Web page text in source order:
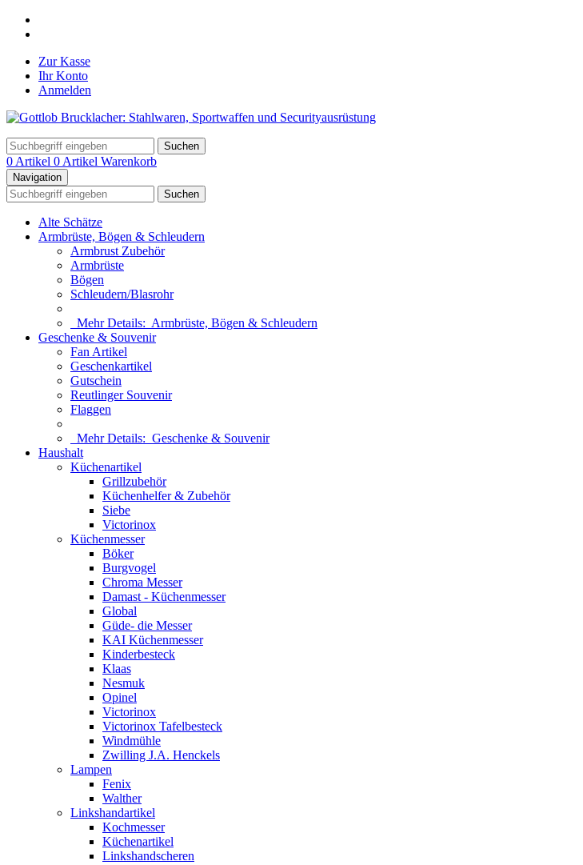
Zur Kasse
Ihr Konto
Anmelden
Suchen
0 Artikel 0 Artikel Warenkorb
Navigation
Suchen
Alte Schätze
Armbrüste, Bögen & Schleudern
Armbrust Zubehör
Armbrüste
Bögen
Schleudern/Blasrohr
Mehr Details: Armbrüste, Bögen & Schleudern
Geschenke & Souvenir
Fan Artikel
Geschenkartikel
Gutschein
Reutlinger Souvenir
Flaggen
Mehr Details: Geschenke & Souvenir
Haushalt
Küchenartikel
Grillzubehör
Küchenhelfer & Zubehör
Siebe
Victorinox
Küchenmesser
Böker
Burgvogel
Chroma Messer
Damast - Küchenmesser
Global
Güde- die Messer
KAI Küchenmesser
Kinderbesteck
Klaas
Nesmuk
Opinel
Victorinox
Victorinox Tafelbesteck
Windmühle
Zwilling J.A. Henckels
Lampen
Fenix
Walther
Linkshandartikel
Kochmesser
Küchenartikel
Linkshandscheren